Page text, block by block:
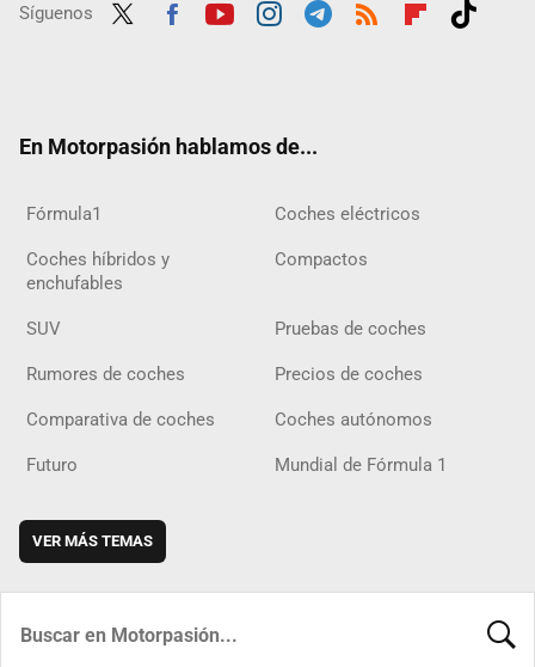
Síguenos
En Motorpasión hablamos de...
Fórmula1 Coches eléctricos
Coches híbridos y
enchufables
Compactos
SUV Pruebas de coches
Rumores de coches Precios de coches
Comparativa de coches Coches autónomos
Futuro Mundial de Fórmula 1
VER MÁS TEMAS